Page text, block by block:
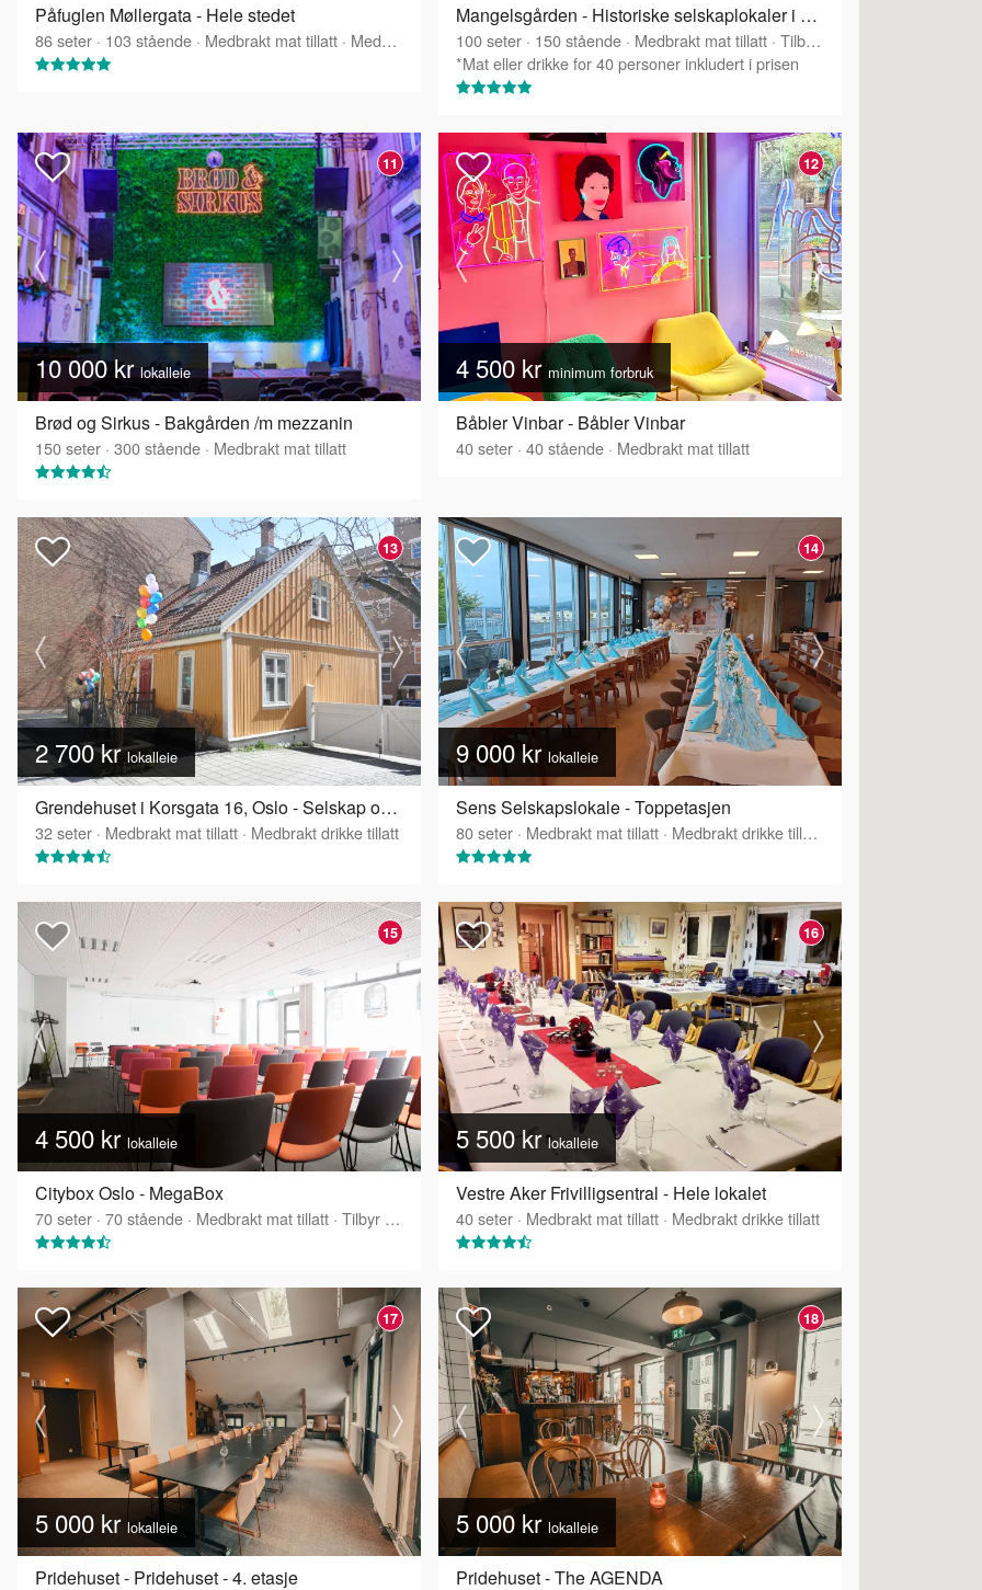
Påfuglen Møllergata - Hele stedet
86seter · 103 stående · Medbrakt mat tillatt · Medbrakt drikke tillatt ·Tilbyr servering
Mangelsgården - Historiske selskaplokaler i Oslo sentrum
100seter · 150stående · Medbrakt mat tillatt · Tilbyr servering
*Mat eller drikke for 40 personer inkludert i prisen
11
10 000 kr lokalleie
Brød og Sirkus - Bakgården /m mezzanin
150seter · 300stående · Medbrakt mat tillatt
12
4 500 krminimum forbruk
Båbler Vinbar - Båbler Vinbar
40seter · 40stående · Medbrakt mat tillatt
13
2 700 krlokalleie
Grendehuset i Korsgata 16, Oslo - Selskap og konferanselokale
32seter · Medbrakt mat tillatt · Medbrakt drikke tillatt
14
9 000 kr lokalleie
Sens Selskapslokale - Toppetasjen
80seter · Medbrakt mat tillatt · Medbrakt drikke tillatt
15
4 500 kr lokalleie
Citybox Oslo - MegaBox
70seter · 70stående · Medbrakt mat tillatt · Tilbyr servering
16
5 500 krlokalleie
Vestre Aker Frivilligsentral - Hele lokalet
40seter · Medbrakt mat tillatt · Medbrakt drikke tillatt
17
5 000 kr lokalleie
Pridehuset - Pridehuset - 4. etasje
18
5 000 kr lokalleie
Pridehuset - The AGENDA